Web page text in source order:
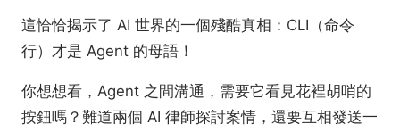
這恰恰揭示了 AI 世界的一個殘酷真相：CLI（命令
行）才是 Agent 的母語！
你想想看，Agent 之間溝通，需要它看見花裡胡哨的
按鈕嗎？難道兩個 AI 律師探討案情，還要互相發送一